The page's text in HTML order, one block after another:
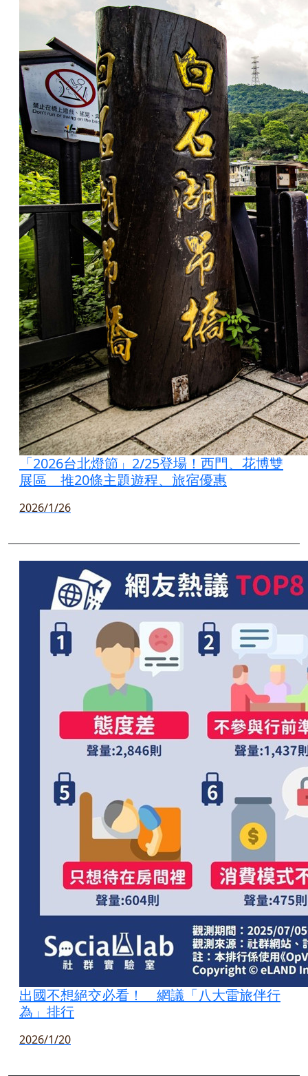
「2026台北燈節」2/25登場！西門、花博雙
展區 推20條主題遊程、旅宿優惠
2026/1/26
出國不想絕交必看！ 網議「八大雷旅伴行
為」排行
2026/1/20